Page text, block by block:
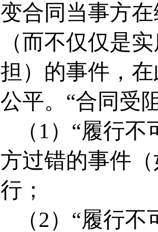
变合同当事方
（而不仅仅是
担）的事件，
公平。“合同受
（1）“履行
方过错的事件
行；
（2）“履行